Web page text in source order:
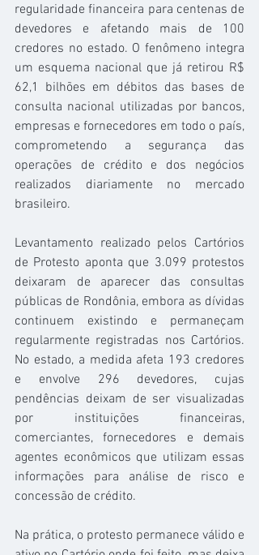
regularidade financeira para centenas de
devedores e afetando mais de 100
credores no estado. O fenômeno integra
um esquema nacional que já retirou R$
62,1 bilhões em débitos das bases de
consulta nacional utilizadas por bancos,
empresas e fornecedores em todo o país,
comprometendo a segurança das
operações de crédito e dos negócios
realizados diariamente no mercado
brasileiro.
Levantamento realizado pelos Cartórios
de Protesto aponta que 3.099 protestos
deixaram de aparecer das consultas
públicas de Rondônia, embora as dívidas
continuem existindo e permaneçam
regularmente registradas nos Cartórios.
No estado, a medida afeta 193 credores
e envolve 296 devedores, cujas
pendências deixam de ser visualizadas
por instituições financeiras,
comerciantes, fornecedores e demais
agentes econômicos que utilizam essas
informações para análise de risco e
concessão de crédito.
Na prática, o protesto permanece válido e